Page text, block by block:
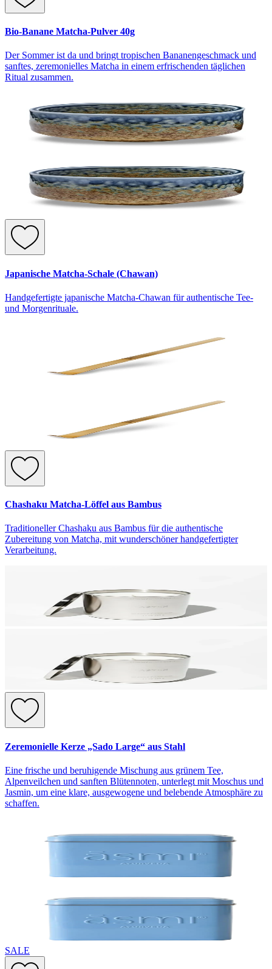
Bio-Banane Matcha-Pulver 40g
Der Sommer ist da und bringt tropischen Bananengeschmack und
sanftes, zeremonielles Matcha in einem erfrischenden täglichen
Ritual zusammen.
Japanische Matcha-Schale (Chawan)
Handgefertigte japanische Matcha-Chawan für authentische Tee-
und Morgenrituale.
Chashaku Matcha-Löffel aus Bambus
Traditioneller Chashaku aus Bambus für die authentische
Zubereitung von Matcha, mit wunderschöner handgefertigter
Verarbeitung.
Zeremonielle Kerze „Sado Large“ aus Stahl
Eine frische und beruhigende Mischung aus grünem Tee,
Alpenveilchen und sanften Blütennoten, unterlegt mit Moschus und
Jasmin, um eine klare, ausgewogene und belebende Atmosphäre zu
schaffen.
SALE